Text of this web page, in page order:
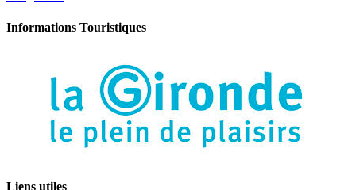
Informations Touristiques
Liens utiles